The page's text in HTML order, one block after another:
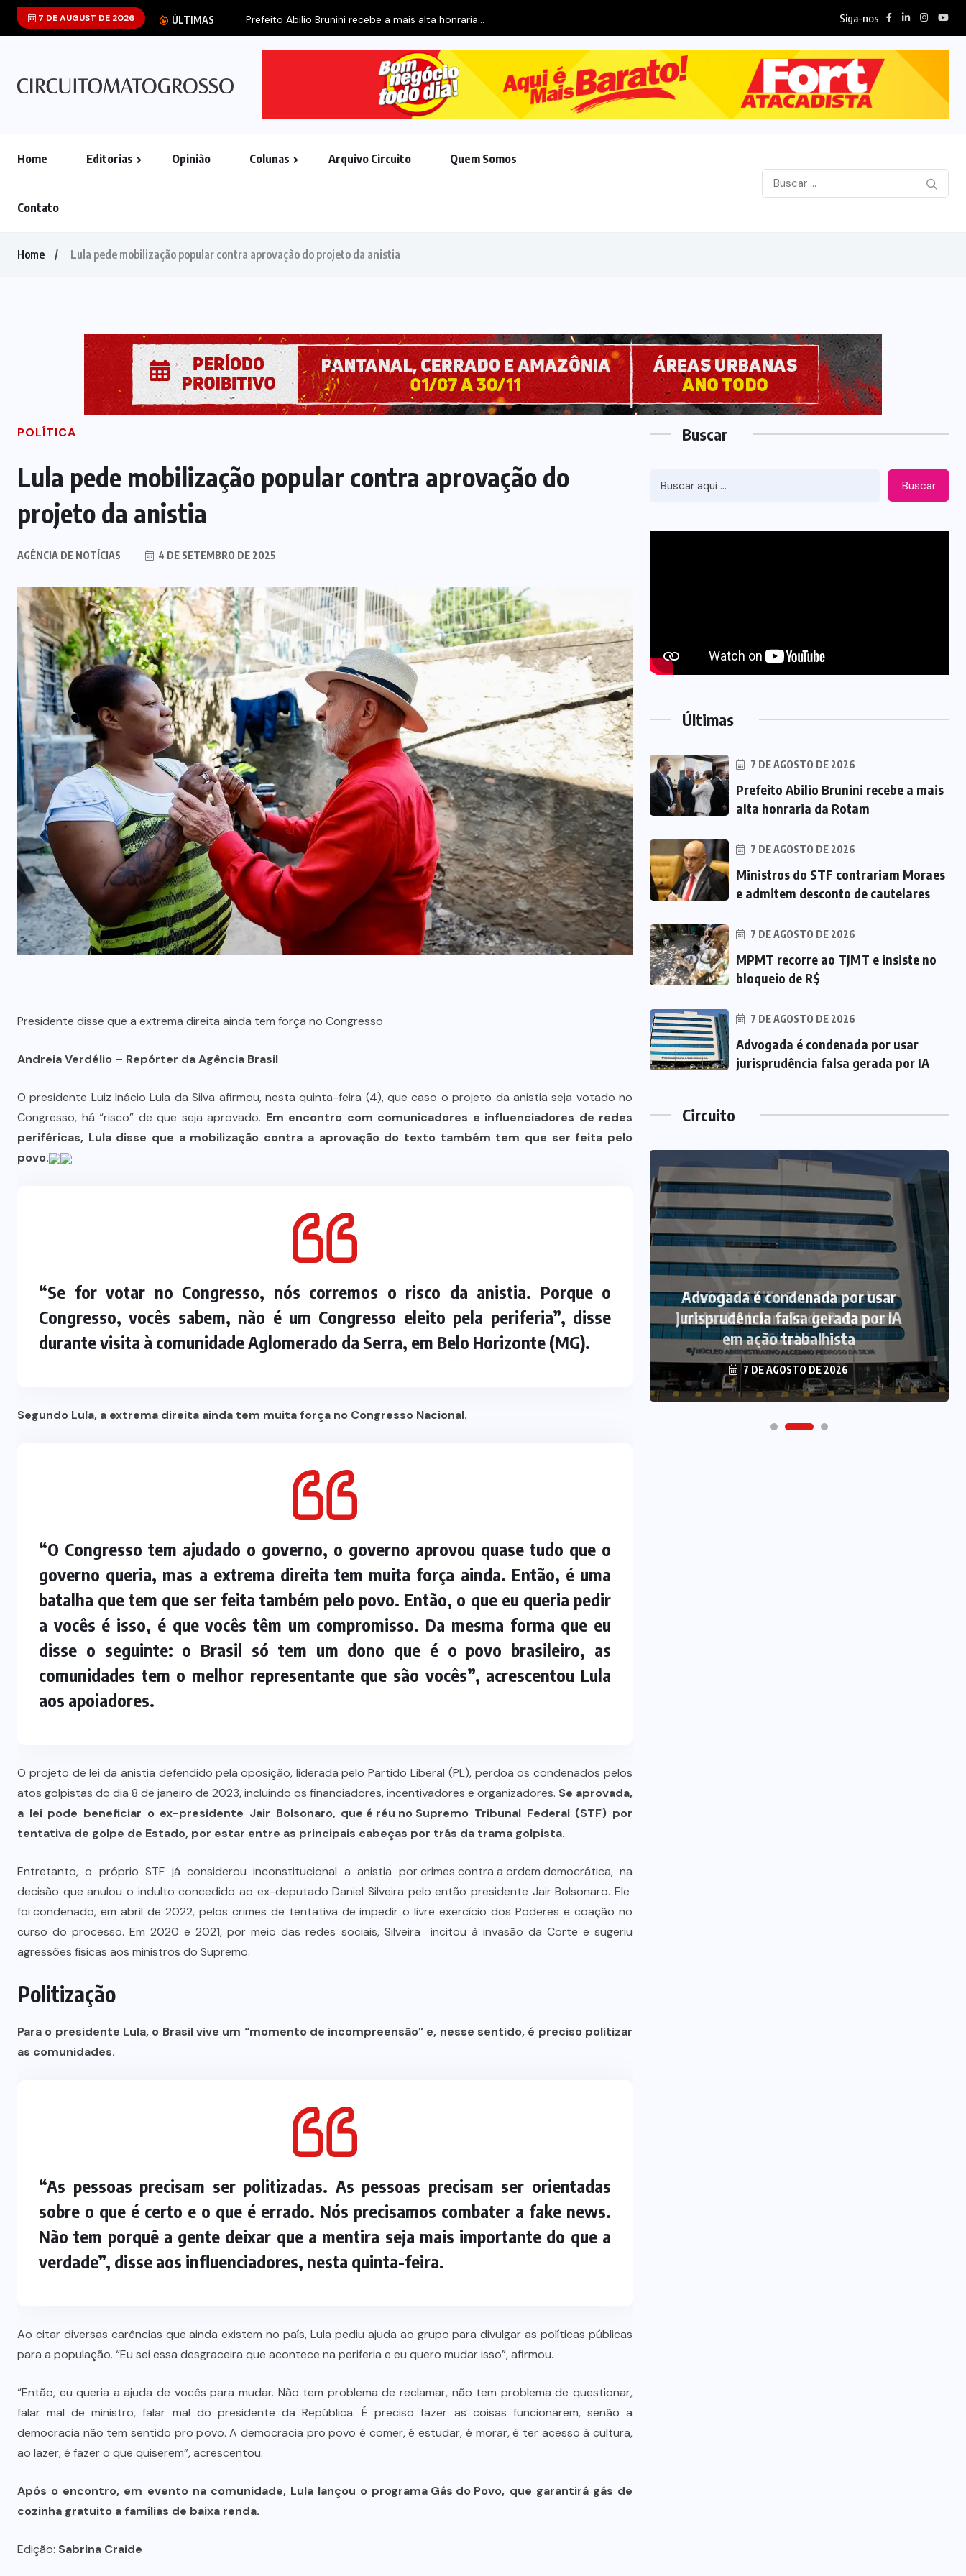
7 DE AUGUST DE 2026 ÚLTIMAS Prefeito Abilio Brunini recebe a mais alta honraria... Siga-nos
Home Editorias Opinião Colunas Arquivo Circuito Quem Somos
Contato
Home Lula pede mobilização popular contra aprovação do projeto da anistia
POLÍTICA
Lula pede mobilização popular contra aprovação do
projeto da anistia
AGÊNCIA DE NOTÍCIAS 4 DE SETEMBRO DE 2025
Presidente disse que a extrema direita ainda tem força no Congresso
Andreia Verdélio – Repórter da Agência Brasil
O presidente Luiz Inácio Lula da Silva afirmou, nesta quinta-feira (4), que caso o projeto da anistia seja votado no
Congresso, há “risco” de que seja aprovado. Em encontro com comunicadores e influenciadores de redes
periféricas, Lula disse que a mobilização contra a aprovação do texto também tem que ser feita pelo
povo.
“Se for votar no Congresso, nós corremos o risco da anistia. Porque o
Congresso, vocês sabem, não é um Congresso eleito pela periferia”, disse
durante visita à comunidade Aglomerado da Serra, em Belo Horizonte (MG).
Segundo Lula, a extrema direita ainda tem muita força no Congresso Nacional.
“O Congresso tem ajudado o governo, o governo aprovou quase tudo que o
governo queria, mas a extrema direita tem muita força ainda. Então, é uma
batalha que tem que ser feita também pelo povo. Então, o que eu queria pedir
a vocês é isso, é que vocês têm um compromisso. Da mesma forma que eu
disse o seguinte: o Brasil só tem um dono que é o povo brasileiro, as
comunidades tem o melhor representante que são vocês”, acrescentou Lula
aos apoiadores.
O projeto de lei da anistia defendido pela oposição, liderada pelo Partido Liberal (PL), perdoa os condenados pelos
atos golpistas do dia 8 de janeiro de 2023, incluindo os financiadores, incentivadores e organizadores. Se aprovada,
a lei pode beneficiar o ex-presidente Jair Bolsonaro, que é réu no Supremo Tribunal Federal (STF) por
tentativa de golpe de Estado, por estar entre as principais cabeças por trás da trama golpista.
Entretanto, o próprio STF já considerou inconstitucional a anistia por crimes contra a ordem democrática, na
decisão que anulou o indulto concedido ao ex-deputado Daniel Silveira pelo então presidente Jair Bolsonaro. Ele
foi condenado, em abril de 2022, pelos crimes de tentativa de impedir o livre exercício dos Poderes e coação no
curso do processo. Em 2020 e 2021, por meio das redes sociais, Silveira incitou à invasão da Corte e sugeriu
agressões físicas aos ministros do Supremo.
Politização
Para o presidente Lula, o Brasil vive um “momento de incompreensão” e, nesse sentido, é preciso politizar
as comunidades.
“As pessoas precisam ser politizadas. As pessoas precisam ser orientadas
sobre o que é certo e o que é errado. Nós precisamos combater a fake news.
Não tem porquê a gente deixar que a mentira seja mais importante do que a
verdade”, disse aos influenciadores, nesta quinta-feira.
Ao citar diversas carências que ainda existem no país, Lula pediu ajuda ao grupo para divulgar as políticas públicas
para a população. “Eu sei essa desgraceira que acontece na periferia e eu quero mudar isso”, afirmou.
“Então, eu queria a ajuda de vocês para mudar. Não tem problema de reclamar, não tem problema de questionar,
falar mal de ministro, falar mal do presidente da República. É preciso fazer as coisas funcionarem, senão a
democracia não tem sentido pro povo. A democracia pro povo é comer, é estudar, é morar, é ter acesso à cultura,
ao lazer, é fazer o que quiserem”, acrescentou.
Após o encontro, em evento na comunidade, Lula lançou o programa Gás do Povo, que garantirá gás de
cozinha gratuito a famílias de baixa renda.
Edição: Sabrina Craide
Buscar
Buscar
Últimas
7 DE AGOSTO DE 2026
Prefeito Abilio Brunini recebe a mais
alta honraria da Rotam
7 DE AGOSTO DE 2026
Ministros do STF contrariam Moraes
e admitem desconto de cautelares
7 DE AGOSTO DE 2026
MPMT recorre ao TJMT e insiste no
bloqueio de R$
7 DE AGOSTO DE 2026
Advogada é condenada por usar
jurisprudência falsa gerada por IA
Circuito
Quadrilha é investigada por roubo
de 197 toneladas de soja em
rodovias do sul do estado
Prefeito Abilio Brunini recebe a
mais alta honraria da Rotam em
Cuiabá
Advogada é condenada por usar
jurisprudência falsa gerada por IA
em ação trabalhista
7 DE AGOSTO DE 2026